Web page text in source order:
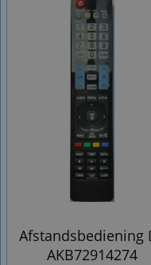
Afstandsbediening
AKB72914274